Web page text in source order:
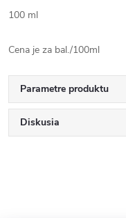
100 ml
Cena je za bal./100ml
Parametre produktu
Diskusia